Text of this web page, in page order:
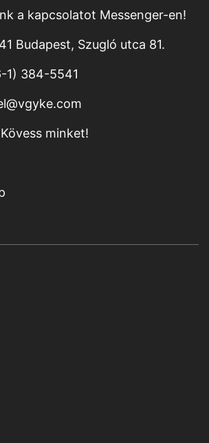
a kapcsolatot Messenger-en!
Budapest, Szugló utca 81.
1) 384-5541
minket!